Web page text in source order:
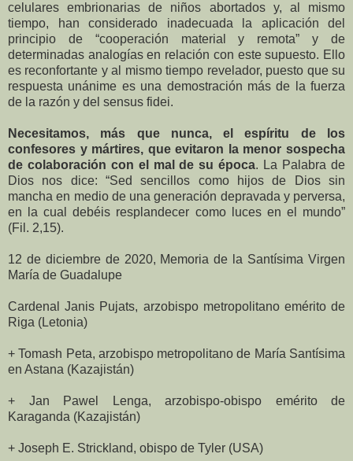
celulares embrionarias de niños abortados y, al mismo
tiempo, han considerado inadecuada la aplicación del
principio de “cooperación material y remota” y de
determinadas analogías en relación con este supuesto. Ello
es reconfortante y al mismo tiempo revelador, puesto que su
respuesta unánime es una demostración más de la fuerza
de la razón y del sensus fidei.
Necesitamos, más que nunca, el espíritu de los
confesores y mártires, que evitaron la menor sospecha
de colaboración con el mal de su época. La Palabra de
Dios nos dice: “Sed sencillos como hijos de Dios sin
mancha en medio de una generación depravada y perversa,
en la cual debéis resplandecer como luces en el mundo”
(Fil. 2,15).
12 de diciembre de 2020, Memoria de la Santísima Virgen
María de Guadalupe
Cardenal Janis Pujats, arzobispo metropolitano emérito de
Riga (Letonia)
+ Tomash Peta, arzobispo metropolitano de María Santísima
en Astana (Kazajistán)
+ Jan Pawel Lenga, arzobispo-obispo emérito de
Karaganda (Kazajistán)
+ Joseph E. Strickland, obispo de Tyler (USA)